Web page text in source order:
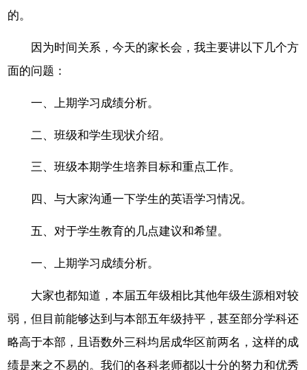
的。
因为时间关系，今天的家长会，我主要讲以下几个方
面的问题：
一、上期学习成绩分析。
二、班级和学生现状介绍。
三、班级本期学生培养目标和重点工作。
四、与大家沟通一下学生的英语学习情况。
五、对于学生教育的几点建议和希望。
一、上期学习成绩分析。
大家也都知道，本届五年级相比其他年级生源相对较
弱，但目前能够达到与本部五年级持平，甚至部分学科还
略高于本部，且语数外三科均居成华区前两名，这样的成
绩是来之不易的。我们的各科老师都以十分的努力和优秀